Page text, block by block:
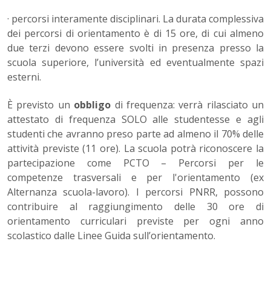
· percorsi interamente disciplinari. La durata complessiva
dei percorsi di orientamento è di 15 ore, di cui almeno
due terzi devono essere svolti in presenza presso la
scuola superiore, l’università ed eventualmente spazi
esterni.
È previsto un obbligo di frequenza: verrà rilasciato un
attestato di frequenza SOLO alle studentesse e agli
studenti che avranno preso parte ad almeno il 70% delle
attività previste (11 ore). La scuola potrà riconoscere la
partecipazione come PCTO – Percorsi per le
competenze trasversali e per l'orientamento (ex
Alternanza scuola-lavoro). I percorsi PNRR, possono
contribuire al raggiungimento delle 30 ore di
orientamento curriculari previste per ogni anno
scolastico dalle Linee Guida sull’orientamento.